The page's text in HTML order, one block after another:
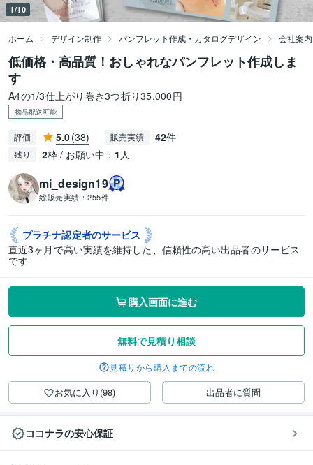
1/10
ホーム デザイン制作 パンフレット作成・カタログデザイン 会社案
低価格・高品質！おしゃれなパンフレット作成しま
す
A4の1/3仕上がり巻き3つ折り35,000円
物品配送可能
評価 5.0(38) 販売実績 42件
残り 2枠 / お願い中： 1 人
mi_design19
総販売実績： 255件
プラチナ認定者のサービス
直近3ヶ月で高い実績を維持した、信頼性の高い出品者のサービス
です
購入画面に進む
無料で見積り相談
見積りから購入までの流れ
お気に入り(98) 出品者に質問
ココナラの安心保証